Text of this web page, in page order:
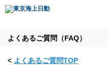
よくあるご質問（FAQ）
< よくあるご質問TOP